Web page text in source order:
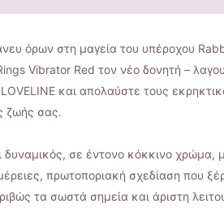
όρων στη μαγεία του υπέροχου
Vibrator Red τον νέο δονητή –
και απολαύστε τους
ζωής σας.
δυναμικός, σε έντονο κόκκινο χρώμα,
πρωτοποριακή σχεδίαση που
τα σωστά σημεία και άριστη